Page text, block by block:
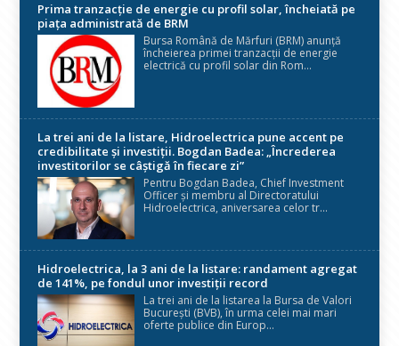
Prima tranzacție de energie cu profil solar, încheiată pe
piața administrată de BRM
Bursa Română de Mărfuri (BRM) anunță
încheierea primei tranzacții de energie
electrică cu profil solar din Rom...
La trei ani de la listare, Hidroelectrica pune accent pe
credibilitate și investiții. Bogdan Badea: „Încrederea
investitorilor se câștigă în fiecare zi”
Pentru Bogdan Badea, Chief Investment
Officer și membru al Directoratului
Hidroelectrica, aniversarea celor tr...
Hidroelectrica, la 3 ani de la listare: randament agregat
de 141%, pe fondul unor investiții record
La trei ani de la listarea la Bursa de Valori
București (BVB), în urma celei mai mari
oferte publice din Europ...